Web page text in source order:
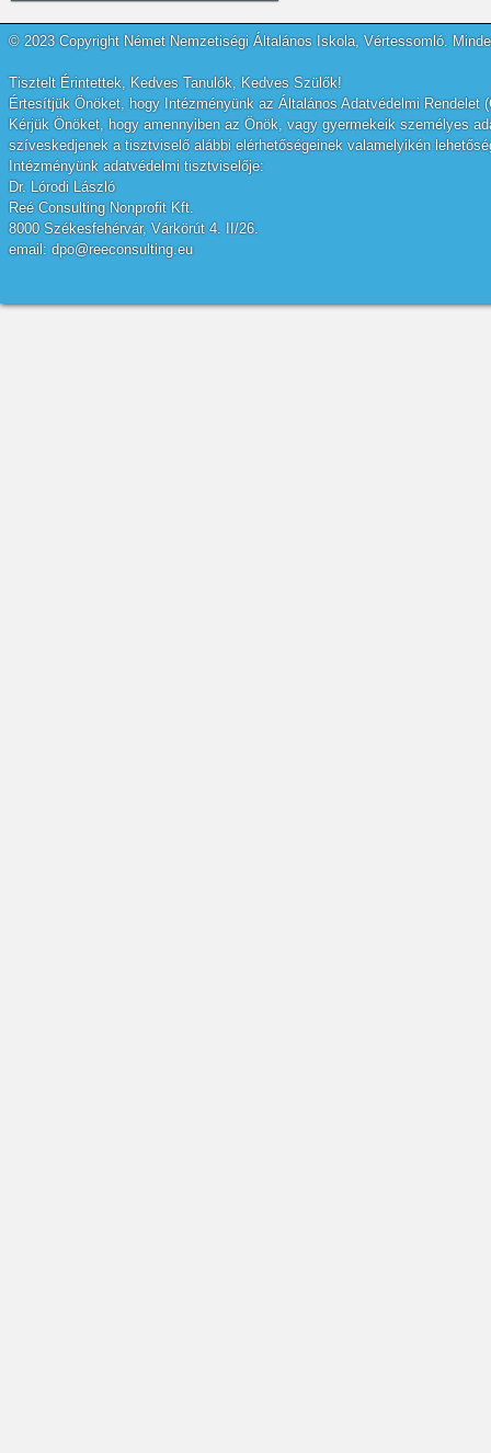
© 2023 Copyright Német Nemzetiségi Általános Iskola, Vértessomló.
Tisztelt Érintettek, Kedves Tanulók, Kedves Szülők!
Értesítjük Önöket, hogy Intézményünk az Általános Adatvédelmi
Kérjük Önöket, hogy amennyiben az Önök, vagy gyermekeik személyes
szíveskedjenek a tisztviselő alábbi elérhetőségeinek valamelyikén
Intézményünk adatvédelmi tisztviselője:
Dr. Lórodi László
Reé Consulting Nonprofit Kft.
8000 Székesfehérvár, Várkörút 4. II/26.
email: dpo@reeconsulting.eu